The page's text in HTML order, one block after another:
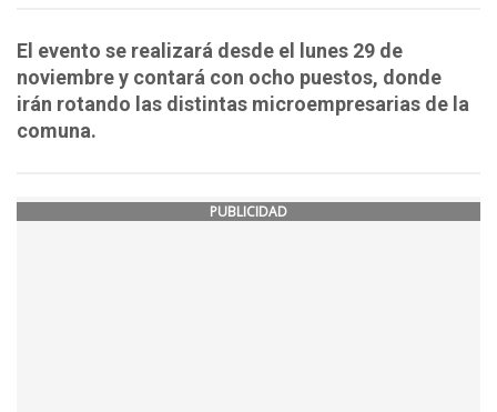
El evento se realizará desde el lunes 29 de
noviembre y contará con ocho puestos, donde
irán rotando las distintas microempresarias de la
comuna.
PUBLICIDAD